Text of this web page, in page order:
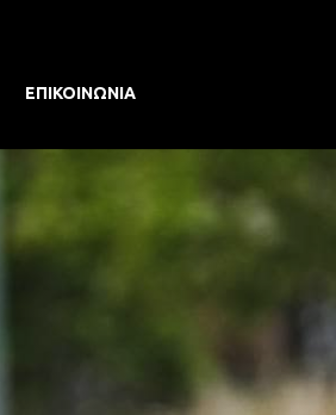
ΕΠΙΚΟΙΝΩΝΙΑ